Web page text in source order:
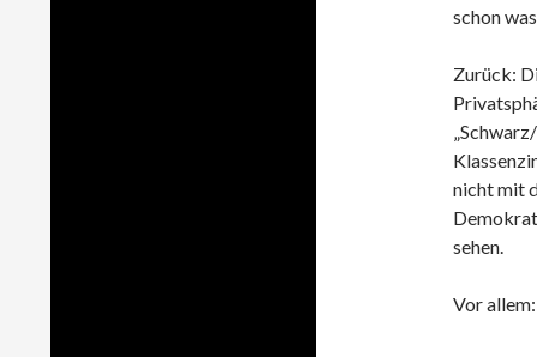
schon
Zurück:
nicht mit
sehen.
Vor